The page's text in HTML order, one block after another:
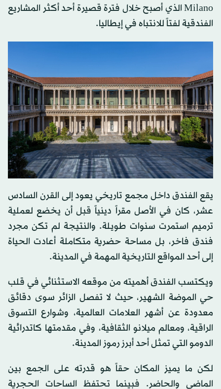
Milano الذي أصبح خلال فترة قصيرة أحد أكثر المشاريع
الفندقية لفتاً للانتباه في إيطاليا.
يقع الفندق داخل مجمع تاريخي يعود إلى القرن السادس
عشر، كان في الأصل مقراً دينياً قبل أن يخضع لعملية
ترميم استمرت سنوات طويلة. والنتيجة لم تكن مجرد
فندق فاخر، بل مساحة حضرية متكاملة أعادت الحياة
إلى أحد المواقع التاريخية المهمة في المدينة.
ويكتسب الفندق أهميته من موقعه الاستثنائي في قلب
حي الموضة الشهير، حيث لا تفصل الزائر سوى دقائق
معدودة عن أشهر العلامات العالمية، وشوارع التسوق
الراقية، ومعالم ميلانو الثقافية، وفي مقدمتها كاتدرائية
الدومو التي تمثل أحد أبرز رموز المدينة.
لكن ما يميز المكان حقاً هو قدرته على الجمع بين
الماضي والحاضر. فبينما تحتفظ الساحات الحجرية